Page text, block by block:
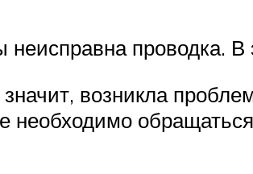
проводка. В
возникла
необходимо